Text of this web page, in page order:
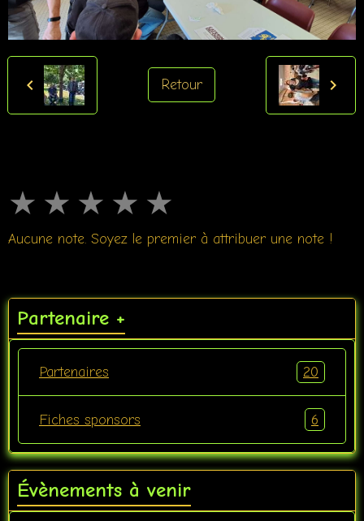
Retour
★ ★ ★ ★ ★
Aucune note. Soyez le premier à attribuer une note !
Partenaire +
Partenaires 20
Fiches sponsors 6
Évènements à venir